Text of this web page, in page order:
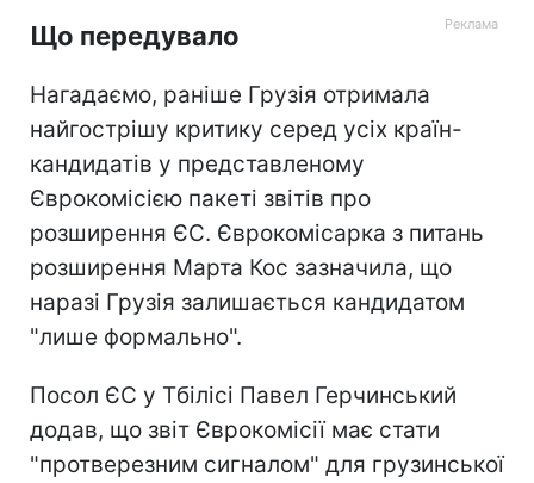
Що передувало
Нагадаємо, раніше Грузія отримала
найгострішу критику серед усіх країн-
кандидатів у представленому
Єврокомісією пакеті звітів про
розширення ЄС. Єврокомісарка з питань
розширення Марта Кос зазначила, що
наразі Грузія залишається кандидатом
"лише формально".
Посол ЄС у Тбілісі Павел Герчинський
додав, що звіт Єврокомісії має стати
"протверезним сигналом" для грузинської